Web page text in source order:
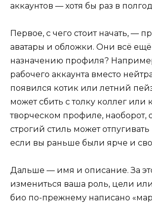
аккаунтов — хотя бы раз в
Первое, с чего стоит начать, —
аватары и обложки. Они всё ещё
назначению профиля?
рабочего аккаунта вместо
появился котик или летний
может сбить с толку коллег или
творческом профиле, наоборот,
строгий стиль может
если вы раньше были ярче и
Дальше — имя и описание. За
измениться ваша роль, цели
био по-прежнему написано